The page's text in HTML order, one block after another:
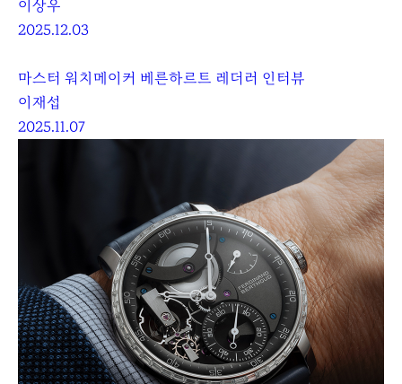
이상우
2025.12.03
마스터 워치메이커 베른하르트 레더러 인터뷰
이재섭
2025.11.07